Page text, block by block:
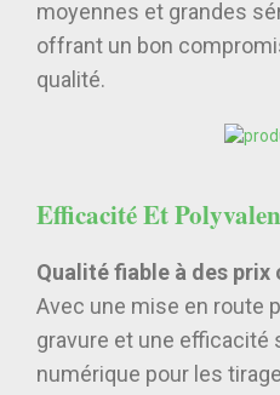
moyennes et grandes
offrant un bon
qualité.
Efficacité Et
Qualité fiable à des
Avec une mise en route
gravure et une efficacité
numérique pour les